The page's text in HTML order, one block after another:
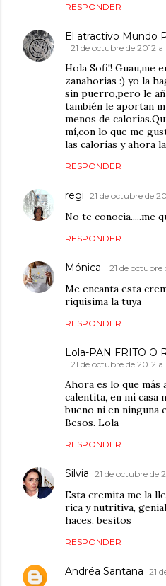
RESPONDER
El atractivo Mundo
21 de octubre de 2012 a
Hola Sofi!! Guau,me
zanahorias :) yo la
sin puerro,pero le
también le aportan
menos de
mí,con lo que me
las calorías y ahora
RESPONDER
regi 21 de octubre de
No te conocia.....me
RESPONDER
Mónica 21 de octubre
Me encanta esta
riquisima la tuya
RESPONDER
Lola-PAN FRITO O
21 de octubre de 2012 a
Ahora es lo que más
calentita, en mi casa
bueno ni en ninguna
Besos. Lola
RESPONDER
Silvia 21 de octubre de
Esta cremita me la
rica y nutritiva,
haces, besitos
RESPONDER
Andréa Santana 21